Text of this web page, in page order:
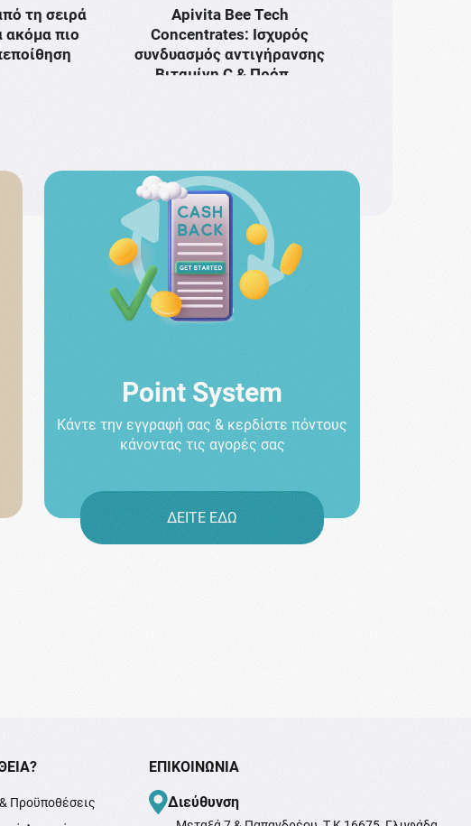
τη σειρά
ακόμα πιο
Apivita Bee Tech
Concentrates: Ισχυρός
συνδυασμός αντιγήρανσης
Bιταμίνη C & Πρόπ …
Point System
Κάντε την εγγραφή σας & κερδίστε πόντους
κάνοντας τις αγορές σας
ΔΕΙΤΕ ΕΔΩ
Προϋποθέσεις
ΕΠΙΚΟΙΝΩΝΊΑ
Διεύθυνση